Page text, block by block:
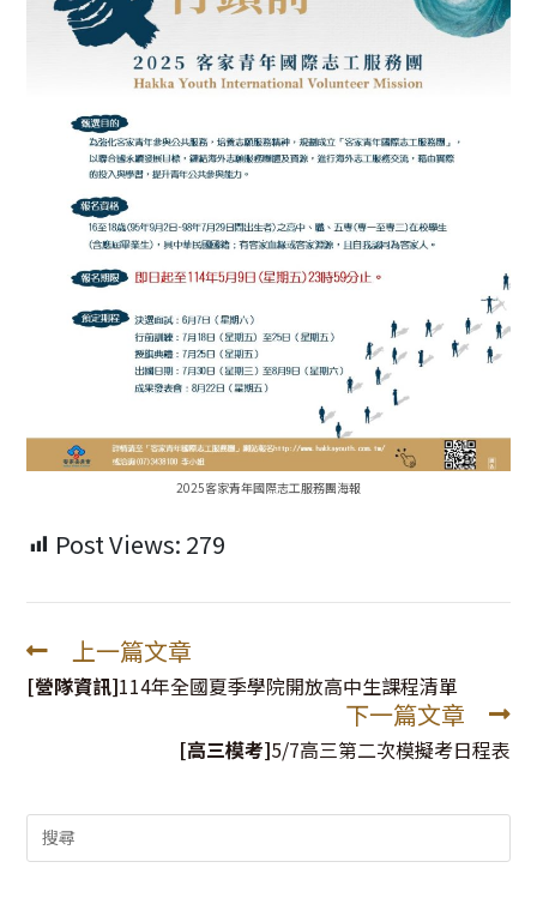
2025客家青年國際志工服務團海報
Post Views: 279
Read
more
上一篇文章
[營隊資訊]114年全國夏季學院開放高中生課程清單
下一篇文章
[高三模考]5/7高三第二次模擬考日程表
Search